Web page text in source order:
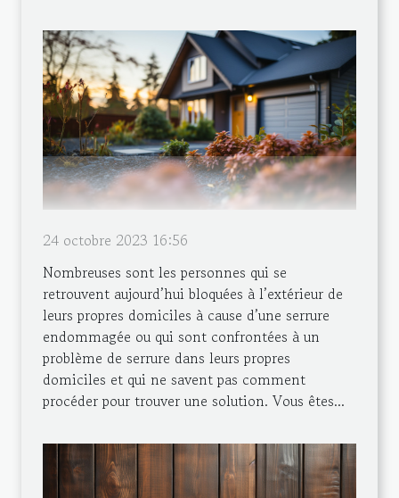
24 octobre 2023 16:56
Nombreuses sont les personnes qui se
retrouvent aujourd’hui bloquées à l’extérieur de
leurs propres domiciles à cause d’une serrure
endommagée ou qui sont confrontées à un
problème de serrure dans leurs propres
domiciles et qui ne savent pas comment
procéder pour trouver une solution. Vous êtes...